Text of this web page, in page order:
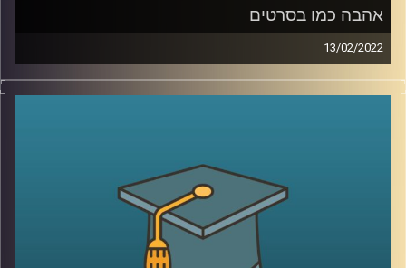
אהבה כמו בסרטים
13/02/2022
כולם רוצים אהבה כמו בסרטים, כזאת שממבט ראשון יודעים
בה ש"זה-זה". אבל מהי בעצם אותה אהבה הוליוודית ומה הבעיה
האזינו לשיחה שקיימתי עם ד"ר שירי רזניק, פסיכולוגית חברתית
וחוקרת תקשורת, מרצת הקורס "ייצוגים של אהבה וזוגיות
בתרבות הפופולארית".